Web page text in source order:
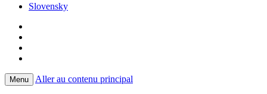
Slovensky
Menu Aller au contenu principal